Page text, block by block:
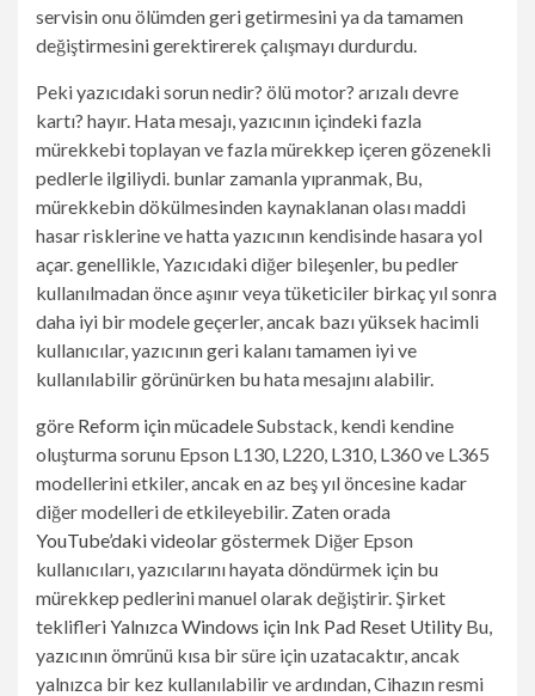
servisin onu ölümden geri getirmesini ya da tamamen
değiştirmesini gerektirerek çalışmayı durdurdu.
Peki yazıcıdaki sorun nedir? ölü motor? arızalı devre
kartı? hayır. Hata mesajı, yazıcının içindeki fazla
mürekkebi toplayan ve fazla mürekkep içeren gözenekli
pedlerle ilgiliydi. bunlar zamanla yıpranmak, Bu,
mürekkebin dökülmesinden kaynaklanan olası maddi
hasar risklerine ve hatta yazıcının kendisinde hasara yol
açar. genellikle, Yazıcıdaki diğer bileşenler, bu pedler
kullanılmadan önce aşınır veya tüketiciler birkaç yıl sonra
daha iyi bir modele geçerler, ancak bazı yüksek hacimli
kullanıcılar, yazıcının geri kalanı tamamen iyi ve
kullanılabilir görünürken bu hata mesajını alabilir.
göre Reform için mücadeleSubstack, kendi kendine
oluşturma sorunu Epson L130, L220, L310, L360 ve L365
modellerini etkiler, ancak en az beş yıl öncesine kadar
diğer modelleri de etkileyebilir. Zaten orada
YouTube’daki videolargöstermek Diğer Epson
kullanıcıları, yazıcılarını hayata döndürmek için bu
mürekkep pedlerini manuel olarak değiştirir. Şirket
teklifleriYalnızca Windows için Ink Pad Reset Utility Bu,
yazıcının ömrünü kısa bir süre için uzatacaktır, ancak
yalnızca bir kez kullanılabilir ve ardından, Cihazın resmi